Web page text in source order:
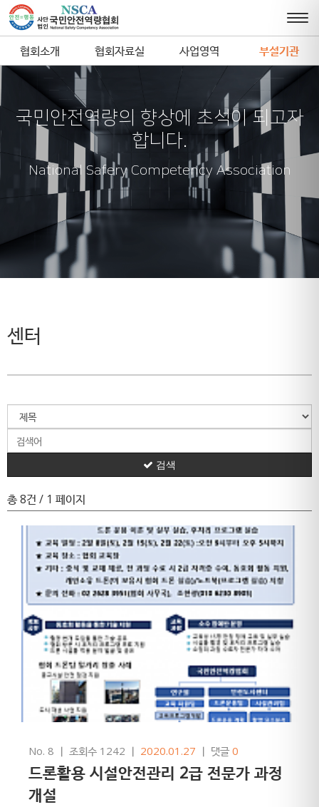
협회소개 협회자료실 사업영역 부설기관
국민안전역량의 향상에 초석이 되고자
합니다.
National Safery Competency Association
센터
총 8건 / 1 페이지
검색
No. 8 ㅣ 조회수 1242 ㅣ 2020.01.27 ㅣ 댓글0
드론활용 시설안전관리 2급 전문가 과정
개설